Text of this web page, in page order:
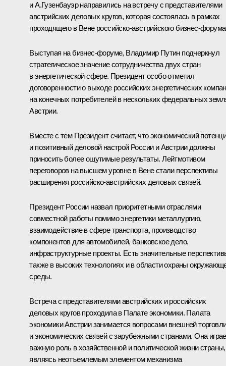
и А.Гузенбауэр направились на встречу с представителями
австрийских деловых кругов, которая состоялась в рамках
проходящего в Вене российско-австрийского бизнес-
Выступая на бизнес-форуме, Владимир Путин подчеркнул
стратегическое значение сотрудничества двух стран
в энергетической сфере. Президент особо отметил
договоренности о выходе российских энергетических
на конечных потребителей в нескольких федеральных
Австрии.
Вместе с тем Президент считает, что экономический
и позитивный деловой настрой России и Австрии должны
приносить более ощутимые результаты. Лейтмотивом
переговоров на высшем уровне в Вене стали перспективы
расширения российско-австрийских деловых связей.
Президент России назвал приоритетными отраслями
совместной работы помимо энергетики металлургию,
взаимодействие в сфере транспорта, производство
компонентов для автомобилей, банковское дело,
инфраструктурные проекты. Есть значительные
также в высоких технологиях и в области охраны
среды.
Встреча с представителями австрийских и российских
деловых кругов проходила в Палате экономики. Палата
экономики Австрии занимается вопросами внешней
и экономических связей с зарубежными странами. Она
важную роль в хозяйственной и политической жизни страны,
являясь неотъемлемым элементом механизма